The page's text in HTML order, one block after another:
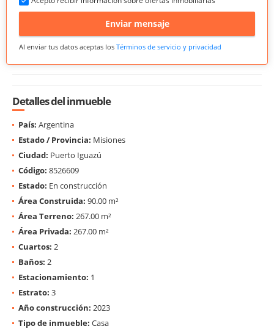
Enviar mensaje
Al enviar tus datos aceptas los Términos de servicio y privacidad
Detalles del inmueble
País: Argentina
Estado / Provincia: Misiones
Ciudad: Puerto Iguazú
Código: 8526609
Estado: En construcción
Área Construida: 90.00 m²
Área Terreno: 267.00 m²
Área Privada: 267.00 m²
Cuartos: 2
Baños: 2
Estacionamiento: 1
Estrato: 3
Año construcción: 2023
Tipo de inmueble: Casa